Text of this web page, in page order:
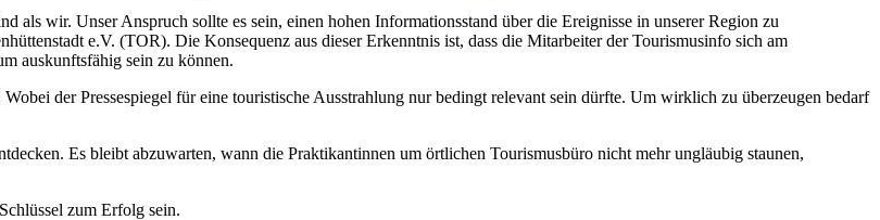
als wir. Unser Anspruch sollte es sein, einen hohen Informationsstand über die Ereignisse in unserer Region zu
e.V. (TOR). Die Konsequenz aus dieser Erkenntnis ist, dass die Mitarbeiter der Tourismusinfo sich am
auskunftsfähig sein zu können.
der Pressespiegel für eine touristische Ausstrahlung nur bedingt relevant sein dürfte. Um wirklich zu überzeugen bedarf
Es bleibt abzuwarten, wann die Praktikantinnen um örtlichen Tourismusbüro nicht mehr ungläubig staunen,
zum Erfolg sein.